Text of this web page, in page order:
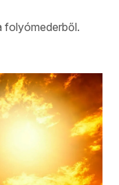
folyómederből.